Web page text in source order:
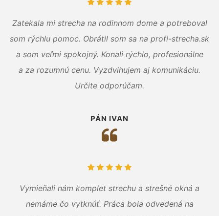
Zatekala mi strecha na rodinnom dome a potreboval
som rýchlu pomoc. Obrátil som sa na profi-strecha.sk
a som veľmi spokojný. Konali rýchlo, profesionálne
a za rozumnú cenu. Vyzdvihujem aj komunikáciu.
Určite odporúčam.
PÁN IVAN
Vymieňali nám komplet strechu a strešné okná a
nemáme čo vytknúť. Práca bola odvedená na